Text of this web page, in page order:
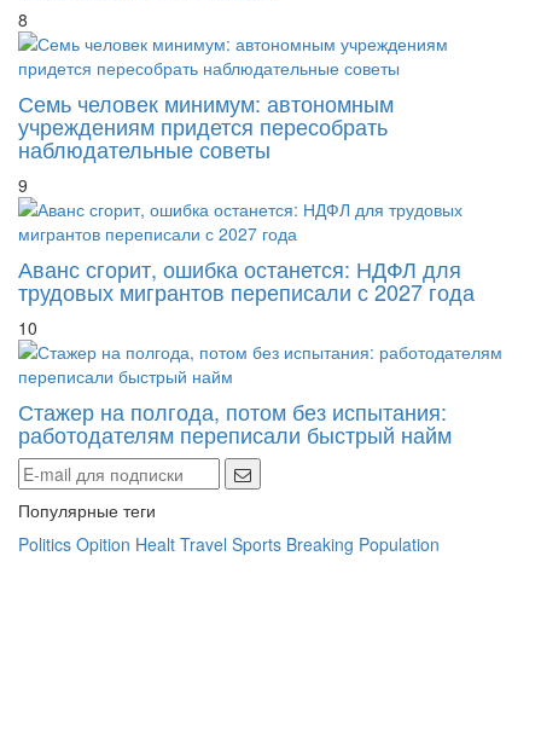
8
Семь человек минимум: автономным
учреждениям придется пересобрать
наблюдательные советы
9
Аванс сгорит, ошибка останется: НДФЛ для
трудовых мигрантов переписали с 2027 года
10
Стажер на полгода, потом без испытания:
работодателям переписали быстрый найм
Популярные теги
Politics Opition Healt Travel Sports Breaking Population